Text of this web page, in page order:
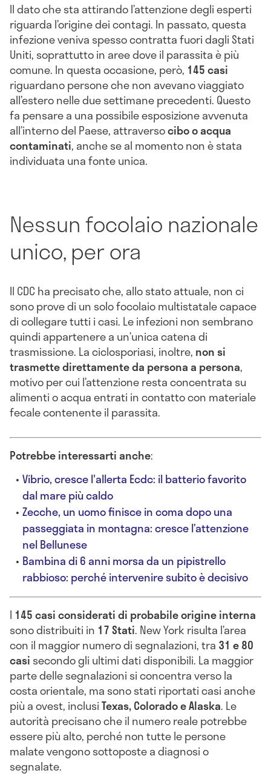
Il dato che sta attirando l’attenzione degli esperti
riguarda l’origine dei contagi. In passato, questa
infezione veniva spesso contratta fuori dagli Stati
Uniti, soprattutto in aree dove il parassita è più
comune. In questa occasione, però, 145 casi
riguardano persone che non avevano viaggiato
all’estero nelle due settimane precedenti. Questo
fa pensare a una possibile esposizione avvenuta
all’interno del Paese, attraversocibo o acqua
contaminati, anche se al momento non è stata
individuata una fonte unica.
Nessun focolaio nazionale
unico, per ora
Il CDC ha precisato che, allo stato attuale, non ci
sono prove di un solo focolaio multistatale capace
di collegare tutti i casi. Le infezioni non sembrano
quindi appartenere a un’unica catena di
trasmissione. La ciclosporiasi, inoltre, non si
trasmette direttamente da persona a persona,
motivo per cui l’attenzione resta concentrata su
alimenti o acqua entrati in contatto con materiale
fecale contenente il parassita.
Potrebbe interessarti anche:
Vibrio, cresce l'allerta Ecdc: il batterio favorito
dal mare più caldo
Zecche, un uomo finisce in coma dopo una
passeggiata in montagna: cresce l’attenzione
nel Bellunese
Bambina di 6 anni morsa da un pipistrello
rabbioso: perché intervenire subito è decisivo
I 145 casi considerati di probabile origine interna
sono distribuiti in 17 Stati. New York risulta l’area
con il maggior numero di segnalazioni, tra 31 e 80
casi secondo gli ultimi dati disponibili. La maggior
parte delle segnalazioni si concentra verso la
costa orientale, ma sono stati riportati casi anche
più a ovest, inclusiTexas, Colorado e Alaska. Le
autorità precisano che il numero reale potrebbe
essere più alto, perché non tutte le persone
malate vengono sottoposte a diagnosi o
segnalate.